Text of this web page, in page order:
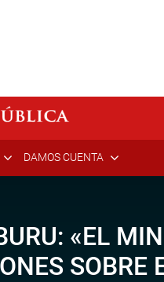
DAMOS CUENTA
«EL
SOBRE